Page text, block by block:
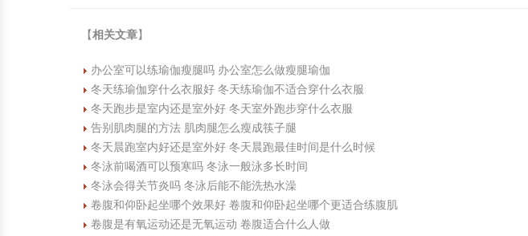
【相关文章】
办公室可以练瑜伽瘦腿吗 办公室怎么做瘦腿瑜伽
冬天练瑜伽穿什么衣服好 冬天练瑜伽不适合穿什么衣服
冬天跑步是室内还是室外好 冬天室外跑步穿什么衣服
告别肌肉腿的方法 肌肉腿怎么瘦成筷子腿
冬天晨跑室内好还是室外好 冬天晨跑最佳时间是什么时候
冬泳前喝酒可以预寒吗 冬泳一般泳多长时间
冬泳会得关节炎吗 冬泳后能不能洗热水澡
卷腹和仰卧起坐哪个效果好 卷腹和仰卧起坐哪个更适合练腹肌
卷腹是有氧运动还是无氧运动 卷腹适合什么人做